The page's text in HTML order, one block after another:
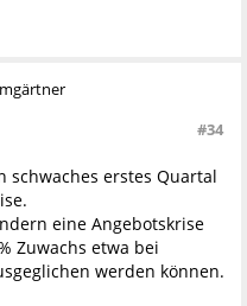
#34
schwaches erstes Quartal
eine Angebotskrise
Zuwachs etwa bei
werden können.